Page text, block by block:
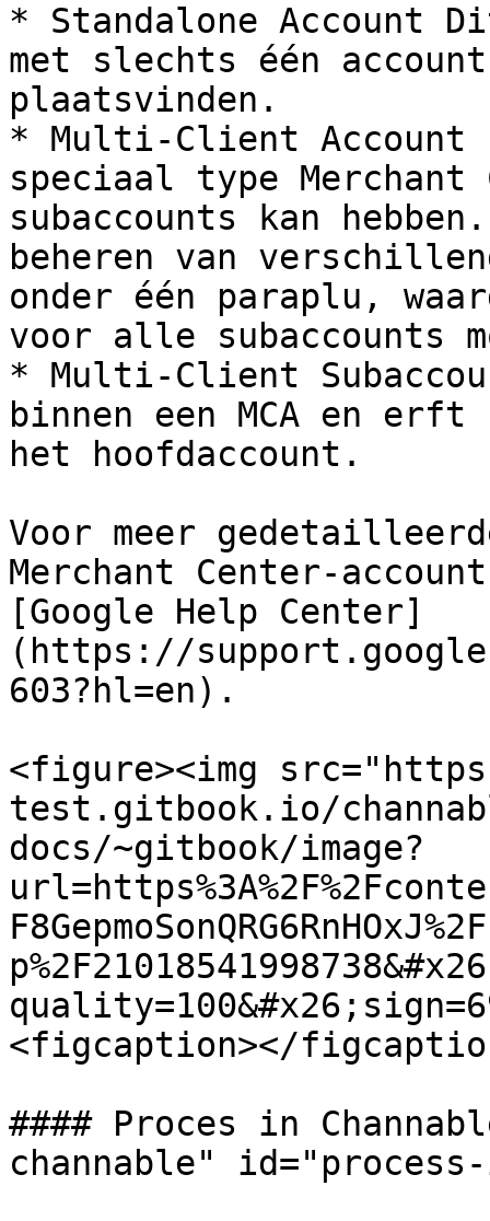
* Standalone Account
met slechts één
plaatsvinden.
* Multi-Client Account
speciaal type Merchant
subaccounts kan
beheren van
onder één paraplu,
voor alle subaccounts
* Multi-Client
binnen een MCA en
het hoofdaccount.
Voor meer
Merchant Center-
[Google Help Center]
(https://
603?hl=en).
<figure><img
test.gitbook.io/
docs/~gitbook/image?
<figcaption></
#### Proces in
channable"